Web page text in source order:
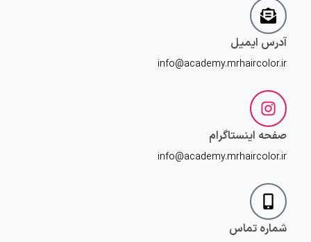
آدرس ایمیل
info@academy.mrhaircolor.ir
صفحه اینستاگرام
info@academy.mrhaircolor.ir
شماره تماس